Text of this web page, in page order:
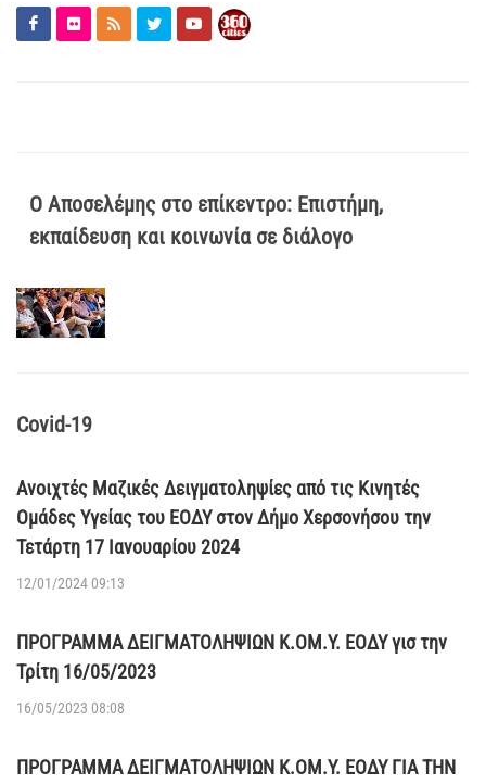
Ο Αποσελέμης στο επίκεντρο: Επιστήμη,
εκπαίδευση και κοινωνία σε διάλογο
Covid-19
Ανοιχτές Μαζικές Δειγματοληψίες από τις Κινητές
Ομάδες Υγείας του ΕΟΔΥ στον Δήμο Χερσονήσου την
Τετάρτη 17 Ιανουαρίου 2024
12/01/2024 09:13
ΠΡΟΓΡΑΜΜΑ ΔΕΙΓΜΑΤΟΛΗΨΙΩΝ Κ.ΟΜ.Υ. ΕΟΔΥ γισ την
Τρίτη 16/05/2023
16/05/2023 08:08
ΠΡΟΓΡΑΜΜΑ ΔΕΙΓΜΑΤΟΛΗΨΙΩΝ Κ.ΟΜ.Υ. ΕΟΔΥ ΓΙΑ ΤΗΝ